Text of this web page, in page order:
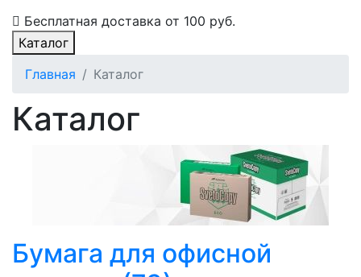
Бесплатная доставка от 100 руб.
Каталог
Главная
Каталог
Каталог
Бумага для офисной